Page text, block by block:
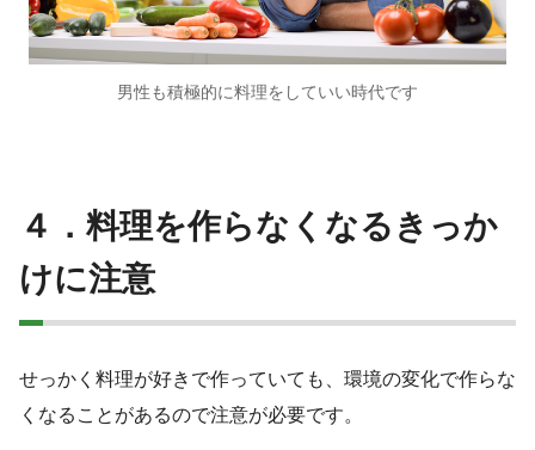
男性も積極的に料理をしていい時代です
４．料理を作らなくなるきっか
けに注意
せっかく料理が好きで作っていても、環境の変化で作らな
くなることがあるので注意が必要です。